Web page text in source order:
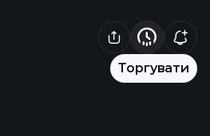
Торгувати